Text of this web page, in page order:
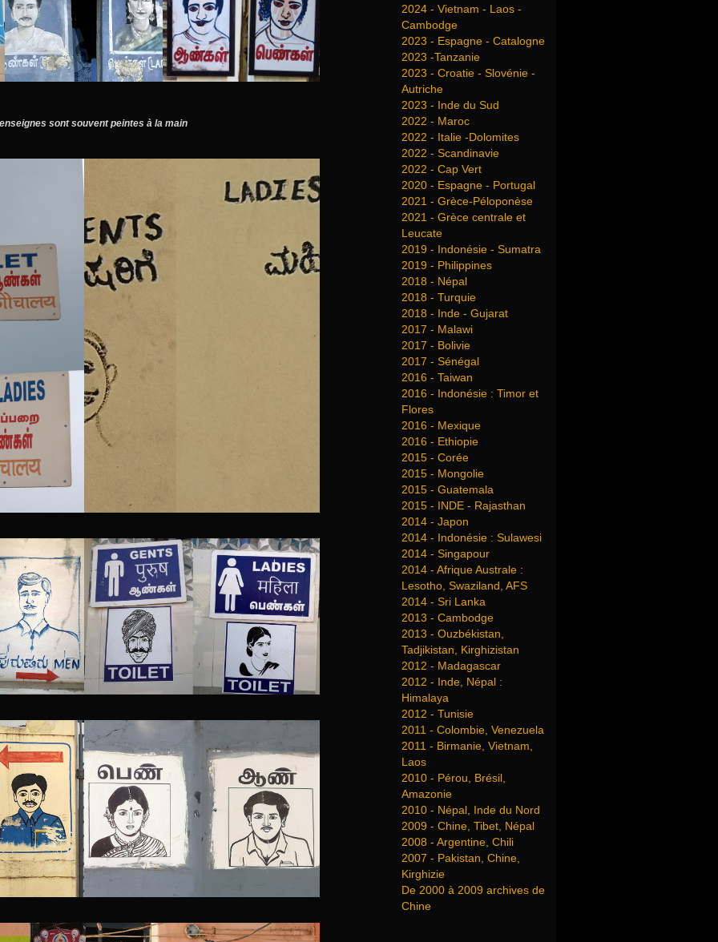
sont souvent peintes à la main
2024 - Vietnam - Laos -
Cambodge
2023 - Espagne - Catalogne
2023 -Tanzanie
2023 - Croatie - Slovénie -
Autriche
2023 - Inde du Sud
2022 - Maroc
2022 - Italie -Dolomites
2022 - Scandinavie
2022 - Cap Vert
2020 - Espagne - Portugal
2021 - Grèce-Péloponèse
2021 - Grèce centrale et
Leucate
2019 - Indonésie - Sumatra
2019 - Philippines
2018 - Népal
2018 - Turquie
2018 - Inde - Gujarat
2017 - Malawi
2017 - Bolivie
2017 - Sénégal
2016 - Taiwan
2016 - Indonésie : Timor et
Flores
2016 - Mexique
2016 - Ethiopie
2015 - Corée
2015 - Mongolie
2015 - Guatemala
2015 - INDE - Rajasthan
2014 - Japon
2014 - Indonésie : Sulawesi
2014 - Singapour
2014 - Afrique Australe :
Lesotho, Swaziland, AFS
2014 - Sri Lanka
2013 - Cambodge
2013 - Ouzbékistan,
Tadjikistan, Kirghizistan
2012 - Madagascar
2012 - Inde, Népal :
Himalaya
2012 - Tunisie
2011 - Colombie, Venezuela
2011 - Birmanie, Vietnam,
Laos
2010 - Pérou, Brésil,
Amazonie
2010 - Népal, Inde du Nord
2009 - Chine, Tibet, Népal
2008 - Argentine, Chili
2007 - Pakistan, Chine,
Kirghizie
De 2000 à 2009 archives de
Chine